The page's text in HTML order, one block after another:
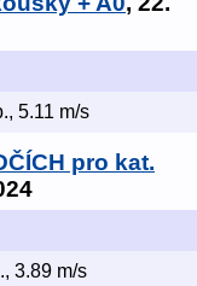
5.11 m/s
pro kat.
3.89 m/s